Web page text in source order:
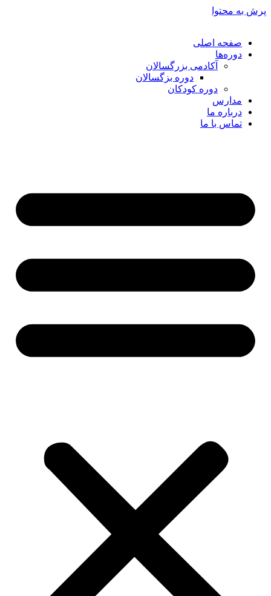
پرش به محتوا
صفحه اصلی
دوره‌ها
آکادمی بزرگسالان
دوره بزگسالان
دوره کودکان
مدارس
درباره ما
تماس با ما